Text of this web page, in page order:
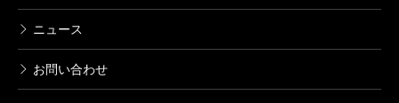
ニュース
お問い合わせ